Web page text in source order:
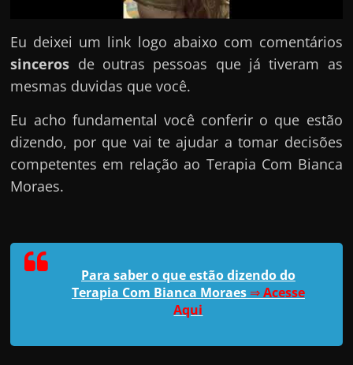
Eu deixei um link logo abaixo com comentários
sinceros de outras pessoas que já tiveram as
mesmas duvidas que você.
Eu acho fundamental você conferir o que estão
dizendo, por que vai te ajudar a tomar decisões
competentes em relação ao Terapia Com Bianca
Moraes.
Para saber o que estão dizendo do
Terapia Com Bianca Moraes ⇒Acesse
Aqui